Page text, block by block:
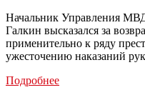
Начальник Управления
Галкин высказался за
применительно к ряду
ужесточению наказаний
ПодробнееНачальник